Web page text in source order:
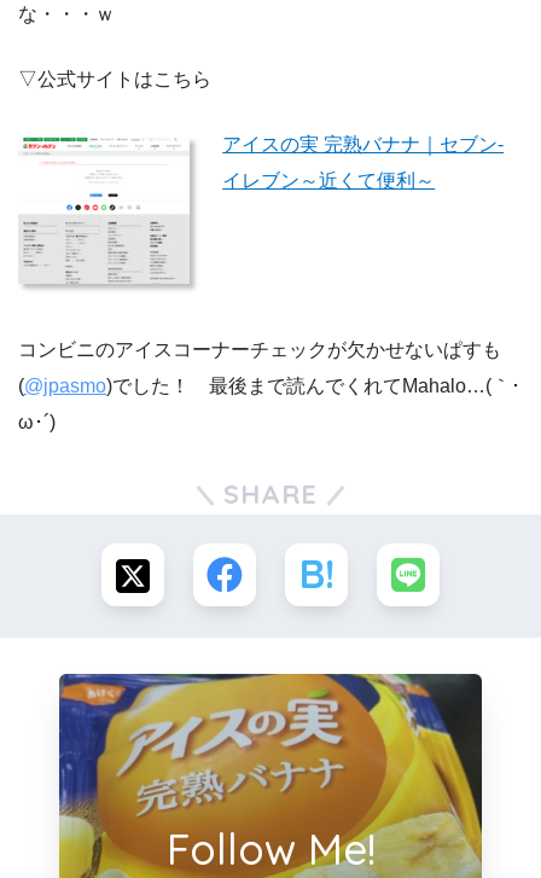
な・・・ｗ
▽公式サイトはこちら
アイスの実 完熟バナナ｜セブン‐
イレブン～近くて便利～
コンビニのアイスコーナーチェックが欠かせないぱすも
(@jpasmo)でした！ 最後まで読んでくれてMahalo…(｀･
ω･´)ゞ
SHARE
Follow Me!